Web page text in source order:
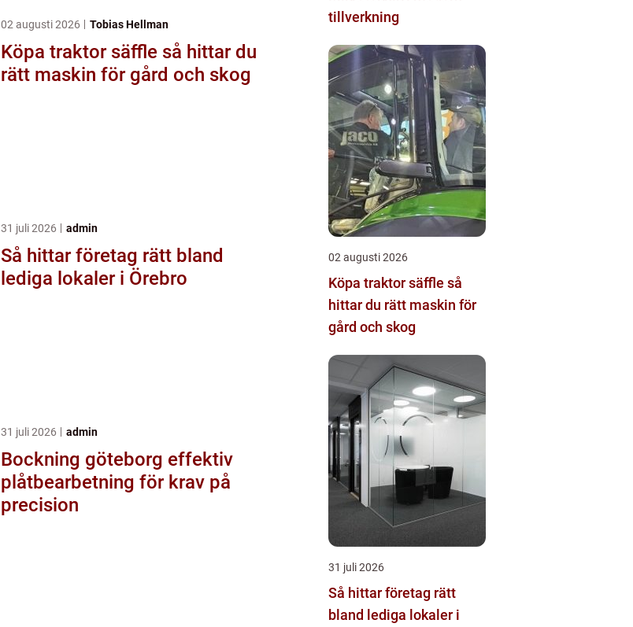
02 augusti 2026 Tobias Hellman
Köpa traktor säffle så hittar du
rätt maskin för gård och skog
31 juli 2026 admin
Så hittar företag rätt bland
lediga lokaler i Örebro
31 juli 2026 admin
Bockning göteborg effektiv
plåtbearbetning för krav på
precision
tillverkning
02 augusti 2026
Köpa traktor säffle så
hittar du rätt maskin för
gård och skog
31 juli 2026
Så hittar företag rätt
bland lediga lokaler i